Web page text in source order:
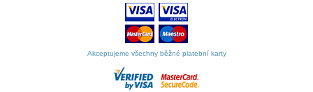
Akceptujeme všechny běžné platební karty